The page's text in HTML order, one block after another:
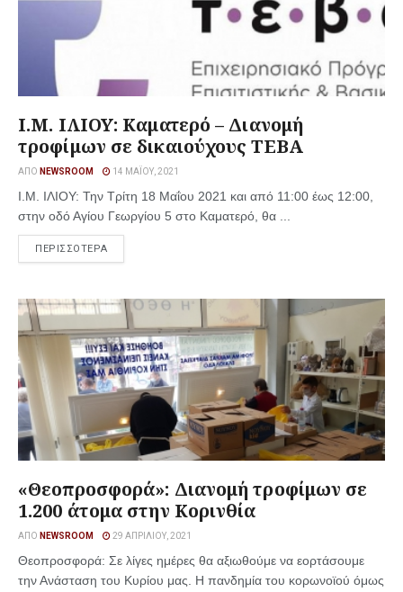
Ι.Μ. ΙΛΙΟΥ: Καματερό – Διανομή
τροφίμων σε δικαιούχους ΤΕΒΑ
ΑΠΌ NEWSROOM 14 ΜΑΪ́ΟΥ, 2021
Ι.Μ. ΙΛΙΟΥ: Την Τρίτη 18 Μαΐου 2021 και από 11:00 έως 12:00,
στην οδό Αγίου Γεωργίου 5 στο Καματερό, θα ...
ΠΕΡΙΣΣΟΤΕΡΑ
«Θεοπροσφορά»: Διανομή τροφίμων σε
1.200 άτομα στην Κορινθία
ΑΠΌ NEWSROOM 29 ΑΠΡΙΛΊΟΥ, 2021
Θεοπροσφορά: Σε λίγες ημέρες θα αξιωθούμε να εορτάσουμε
την Ανάσταση του Κυρίου μας. Η πανδημία του κορωνοϊού όμως